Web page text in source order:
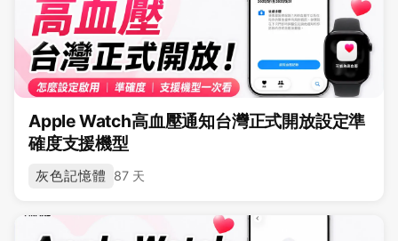
Apple Watch高血壓通知台灣正式開放設定準
確度支援機型
灰色記憶體 87 天